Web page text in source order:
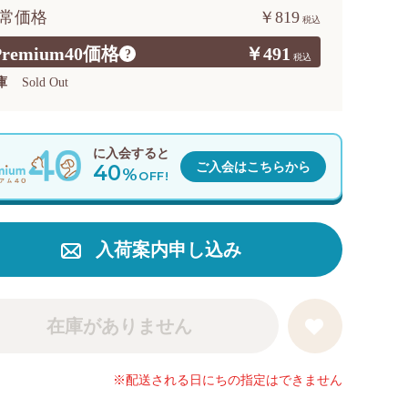
価格 ? ￥491
価格 ￥819
Sold Out
在庫がありません
入荷案内申し込み
※配送される日にちの指定はできません
に入会すると
40%OFF!
ご入会はこちらから